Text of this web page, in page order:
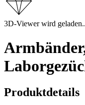
3D-Viewer wird
Produktdetails